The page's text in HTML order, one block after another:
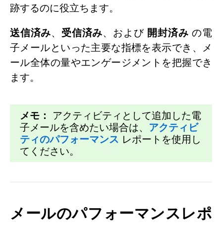
跡するのに役立ちます。
送信済み、 受信済み、および 開封済み の電
子メールといった主要な指標を表示でき、メ
ール全体の量やエンゲージメントを把握でき
ます。
メモ：
アクティビティとして追加した電
子メールを含めたい場合は、 アクティビ
ティのパフォーマンス レポートを使用し
てください。
メールのパフォーマンスレポ